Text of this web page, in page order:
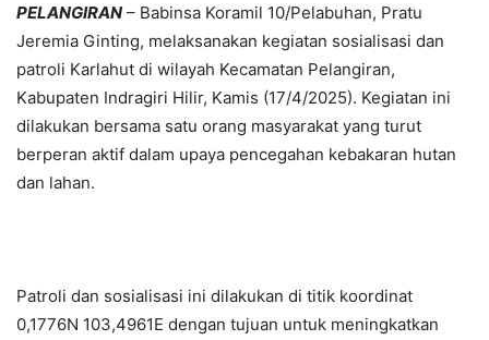
PELANGIRAN – Babinsa Koramil 10/Pelabuhan, Pratu
Jeremia Ginting, melaksanakan kegiatan sosialisasi dan
patroli Karlahut di wilayah Kecamatan Pelangiran,
Kabupaten Indragiri Hilir, Kamis (17/4/2025). Kegiatan ini
dilakukan bersama satu orang masyarakat yang turut
berperan aktif dalam upaya pencegahan kebakaran hutan
dan lahan.
Patroli dan sosialisasi ini dilakukan di titik koordinat
0,1776N 103,4961E dengan tujuan untuk meningkatkan